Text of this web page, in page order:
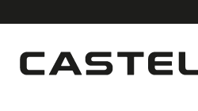
Inhalt
springen
Navigation
springen